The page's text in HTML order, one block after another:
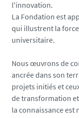
l'innovation.
La Fondation est
qui illustrent la
universitaire.
Nous œuvrons de
ancrée dans son
projets initiés et
de transformation
la connaissance est